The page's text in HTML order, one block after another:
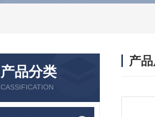
产品分类
CASSIFICATION
产